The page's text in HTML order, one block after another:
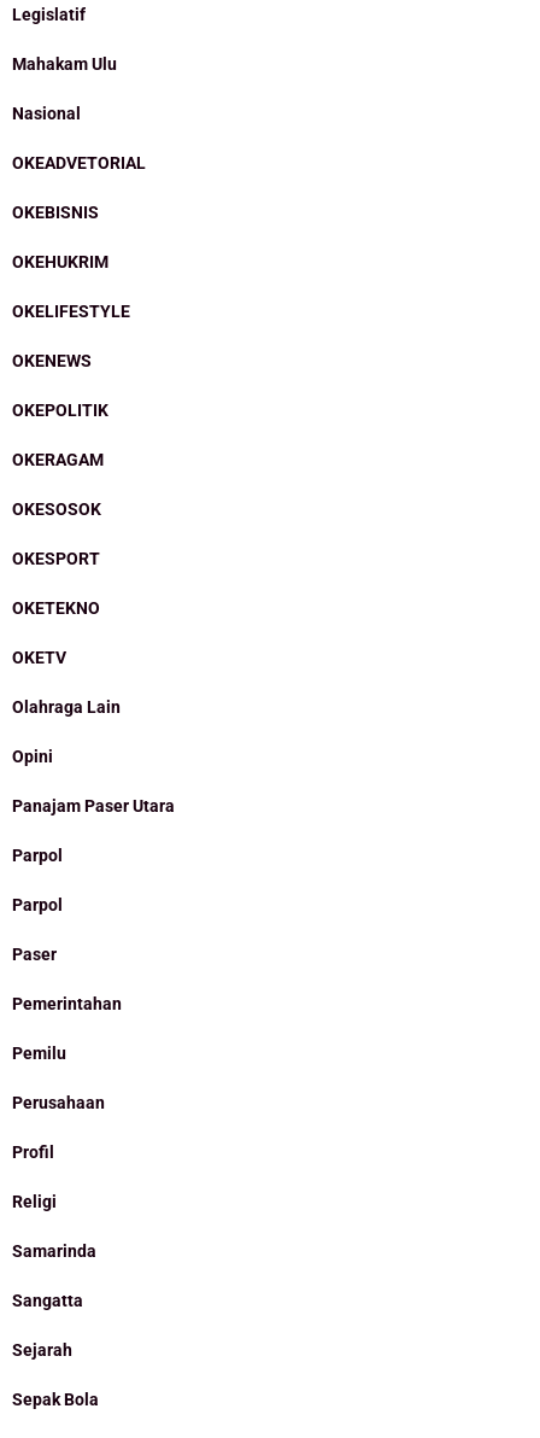
Legislatif
Mahakam Ulu
Nasional
OKEADVETORIAL
OKEBISNIS
OKEHUKRIM
OKELIFESTYLE
OKENEWS
OKEPOLITIK
OKERAGAM
OKESOSOK
OKESPORT
OKETEKNO
OKETV
Olahraga Lain
Opini
Panajam Paser Utara
Parpol
Parpol
Paser
Pemerintahan
Pemilu
Perusahaan
Profil
Religi
Samarinda
Sangatta
Sejarah
Sepak Bola